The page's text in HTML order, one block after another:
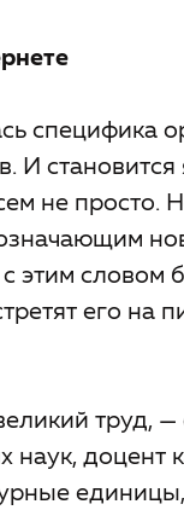
специфика
становится
не просто.
словом
его на
труд, —
наук, доцент